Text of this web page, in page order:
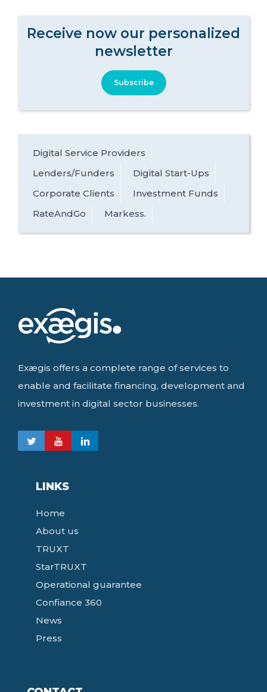
Receive now our personalized
newsletter
Subscribe
Digital Service Providers
Lenders/Funders
Digital Start-Ups
Corporate Clients
Investment Funds
RateAndGo
Markess.
Exægis offers a complete range of services to
enable and facilitate financing, development and
investment in digital sector businesses.
LINKS
Home
About us
TRUXT
StarTRUXT
Operational guarantee
Confiance 360
News
Press